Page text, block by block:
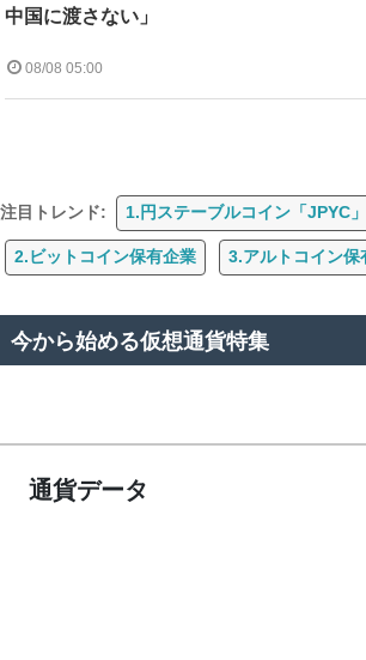
中国に渡さない」
08/08 05:00
注目トレンド: 1.円ステーブルコイン「JPYC」
2.ビットコイン保有企業 3.アルトコイン保
今から始める仮想通貨特集
通貨データ